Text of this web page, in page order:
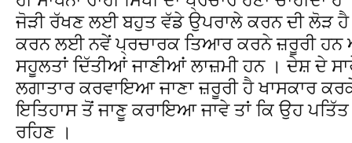
ਜੋੜੀ ਰੱਖਣ ਲਈ ਬਹੁਤ ਵੱਡੇ ਉਪਰਾਲੇ ਕਰਨ ਦੀ ਲੋੜ ਹੈ
ਕਰਨ ਲਈ ਨਵੇਂ ਪ੍ਰਚਾਰਕ ਤਿਆਰ ਕਰਨੇ ਜ਼ਰੂਰੀ ਹਨ
ਸਹੂਲਤਾਂ ਦਿੱਤੀਆਂ ਜਾਣੀਆਂ ਲਾਜ਼ਮੀ ਹਨ । ਦੇਸ਼ ਦੇ
ਲਗਾਤਾਰ ਕਰਵਾਇਆ ਜਾਣਾ ਜ਼ਰੂਰੀ ਹੈ ਖਾਸਕਾਰ
ਇਤਿਹਾਸ ਤੋਂ ਜਾਣੂ ਕਰਾਇਆ ਜਾਵੇ ਤਾਂ ਕਿ ਉਹ
ਰਹਿਣ ।